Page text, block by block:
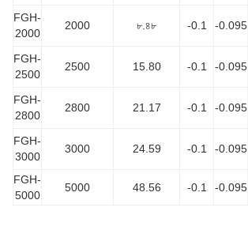
FGH-
2000
2000 ৮.৪৮ -0.1 -0.095
FGH-
2500
2500 15.80 -0.1 -0.095
FGH-
2800
2800 21.17 -0.1 -0.095
FGH-
3000
3000 24.59 -0.1 -0.095
FGH-
5000
5000 48.56 -0.1 -0.095